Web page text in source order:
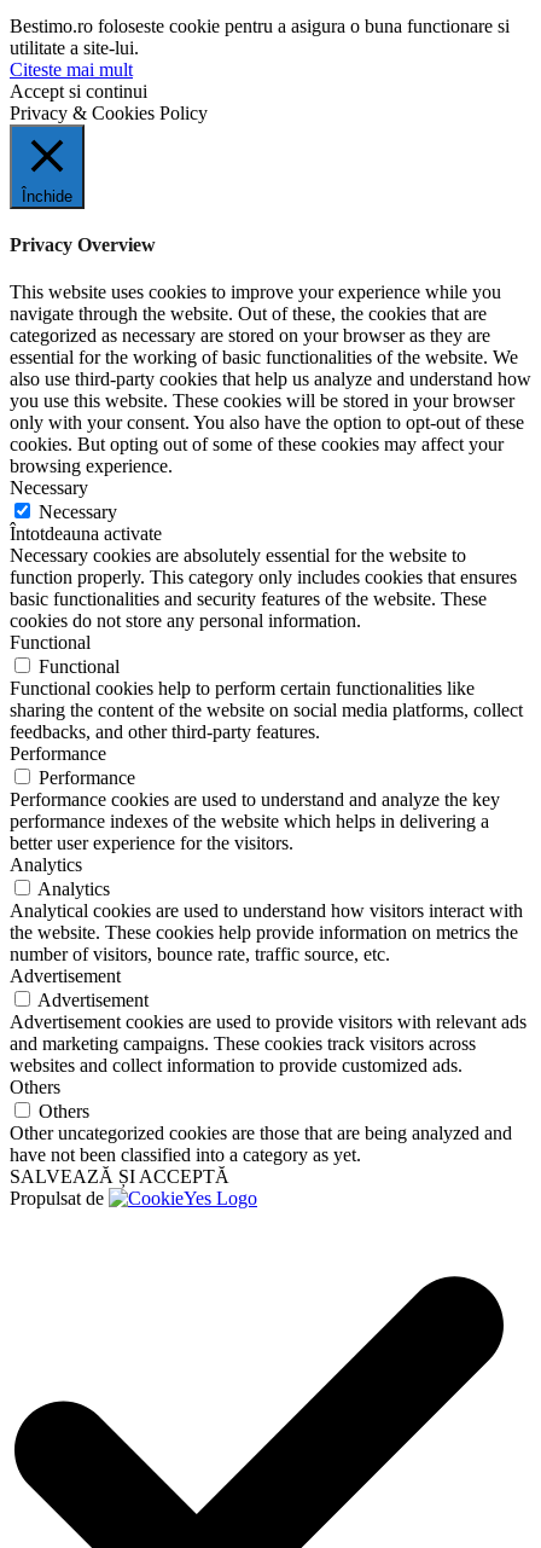
Bestimo.ro foloseste cookie pentru a asigura o buna functionare si
utilitate a site-lui.
Citeste mai mult
Accept si continui
Privacy & Cookies Policy
Închide
Privacy Overview
This website uses cookies to improve your experience while you
navigate through the website. Out of these, the cookies that are
categorized as necessary are stored on your browser as they are
essential for the working of basic functionalities of the website. We
also use third-party cookies that help us analyze and understand how
you use this website. These cookies will be stored in your browser
only with your consent. You also have the option to opt-out of these
cookies. But opting out of some of these cookies may affect your
browsing experience.
Necessary
Necessary
Întotdeauna activate
Necessary cookies are absolutely essential for the website to
function properly. This category only includes cookies that ensures
basic functionalities and security features of the website. These
cookies do not store any personal information.
Functional
Functional
Functional cookies help to perform certain functionalities like
sharing the content of the website on social media platforms, collect
feedbacks, and other third-party features.
Performance
Performance
Performance cookies are used to understand and analyze the key
performance indexes of the website which helps in delivering a
better user experience for the visitors.
Analytics
Analytics
Analytical cookies are used to understand how visitors interact with
the website. These cookies help provide information on metrics the
number of visitors, bounce rate, traffic source, etc.
Advertisement
Advertisement
Advertisement cookies are used to provide visitors with relevant ads
and marketing campaigns. These cookies track visitors across
websites and collect information to provide customized ads.
Others
Others
Other uncategorized cookies are those that are being analyzed and
have not been classified into a category as yet.
SALVEAZĂ ȘI ACCEPTĂ
Propulsat de